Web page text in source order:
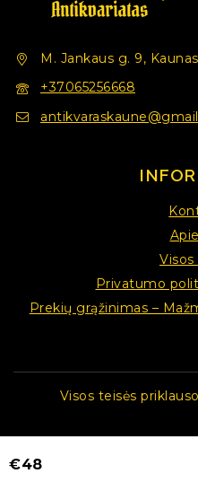
M. Jankaus g. 9,
+37065256668
Visos
Privatumo
Prekių grąžinimas –
Visos teisės
€48